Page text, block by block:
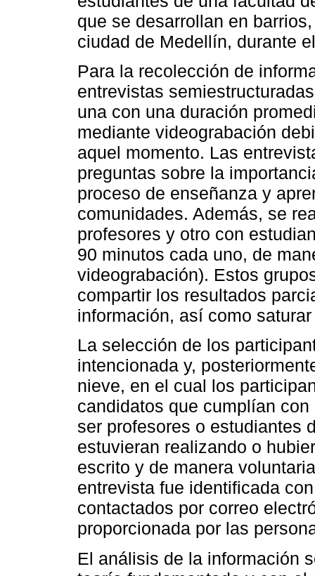
que se desarrollan en
ciudad de Medellín, durante
Para la recolección de
entrevistas
una con una duración
mediante videograbación
aquel momento. Las
preguntas sobre la
proceso de enseñanza y
comunidades. Además, se
profesores y otro con
90 minutos cada uno, de
videograbación). Estos
compartir los resultados
información, así como
La selección de los
intencionada y,
nieve, en el cual los
candidatos que cumplían
ser profesores o estudiantes
estuvieran realizando o
escrito y de manera
entrevista fue identificada
contactados por correo
proporcionada por las
El análisis de la información